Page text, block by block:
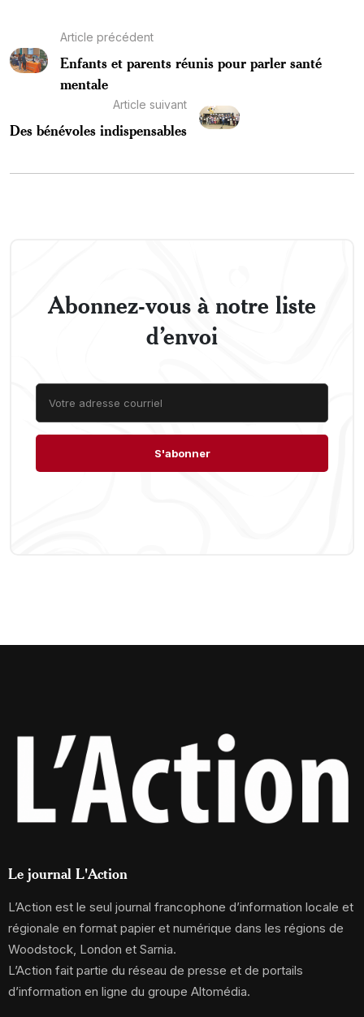
Article précédent
Enfants et parents réunis pour parler santé
mentale
Article suivant
Des bénévoles indispensables
Abonnez-vous à notre liste
d’envoi
Le journal L'Action
L’Action est le seul journal francophone d’information locale et
régionale en format papier et numérique dans les régions de
Woodstock, London et Sarnia.
L’Action fait partie du réseau de presse et de portails
d’information en ligne du groupe Altomédia.